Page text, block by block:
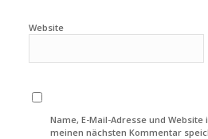
Website
Name, E-Mail-Adresse und
meinen nächsten Kommentar